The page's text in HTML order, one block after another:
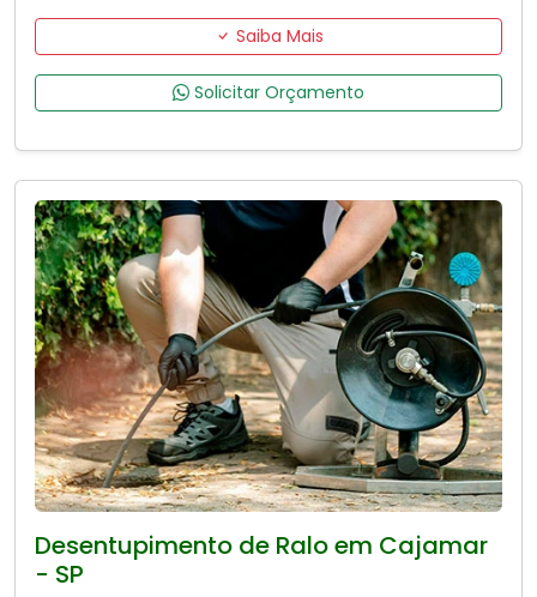
Saiba Mais
Solicitar Orçamento
Desentupimento de Ralo em Cajamar
- SP